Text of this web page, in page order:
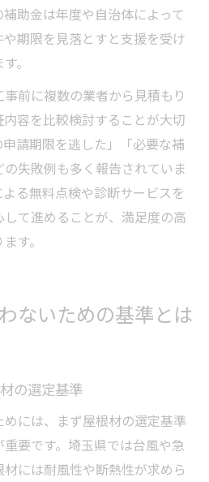
助金は年度や自治体によって
期限を見落とすと支援を受け
。
前に複数の業者から見積もり
容を比較検討することが大切
請期限を逃した」「必要な補
失敗例も多く報告されていま
る無料点検や診断サービスを
て進めることが、満足度の高
す。
ないための基準とは
の選定基準
には、まず屋根材の選定基準
要です。埼玉県では台風や急
には耐風性や断熱性が求めら